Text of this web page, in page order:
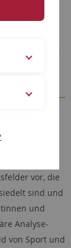
ist im
gelistet.
vor, die
sind und
und
Analyse-
von Sport und